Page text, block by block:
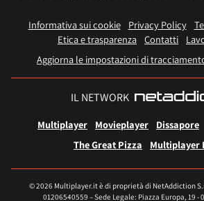
Informativa sui cookie Privacy Policy
Etica e trasparenza Contatti
Aggiorna le impostazioni di
IL NETWORK
Multiplayer Movieplayer Dissapore
The Great Pizza
Multiplayer
© 2026 Multiplayer.it è di proprietà di NetAddiction
01206540559 – Sede Legale: Piazza Europa, 19 -